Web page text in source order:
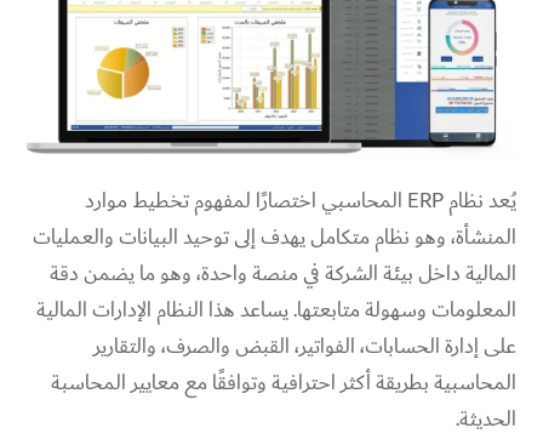
يُعد نظام ERP المحاسبي اختصارًا لمفهوم تخطيط موارد
المنشأة، وهو نظام متكامل يهدف إلى توحيد البيانات والعمليات
المالية داخل بيئة الشركة في منصة واحدة، وهو ما يضمن دقة
المعلومات وسهولة متابعتها. يساعد هذا النظام الإدارات المالية
على إدارة الحسابات، الفواتير، القبض والصرف، والتقارير
المحاسبية بطريقة أكثر احترافية وتوافقًا مع معايير المحاسبة
الحديثة.